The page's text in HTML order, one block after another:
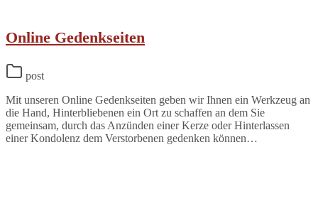
Online Gedenkseiten
post
Mit unseren Online Gedenkseiten geben wir Ihnen ein Werkzeug an
die Hand, Hinterbliebenen ein Ort zu schaffen an dem Sie
gemeinsam, durch das Anzünden einer Kerze oder Hinterlassen
einer Kondolenz dem Verstorbenen gedenken können…